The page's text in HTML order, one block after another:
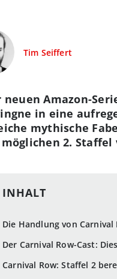
Tim Seiffert
Die Handlung von Carnival
Der Carnival Row-Cast:
Carnival Row: Staffel 2
neuen Amazon-
in eine
mythische
2. Staffel